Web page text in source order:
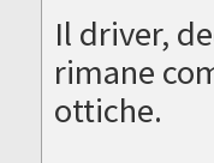
Il driver,
rimane
ottiche.